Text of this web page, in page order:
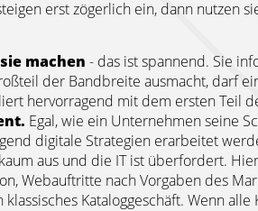
erst zögerlich ein, dann nutzen
machen - das ist spannend. Sie
der Bandbreite ausmacht, darf
hervorragend mit dem ersten Teil
Egal, wie ein Unternehmen seine
digitale Strategien erarbeitet
aus und die IT ist überfordert.
Webauftritte nach Vorgaben des
Kataloggeschäft. Wenn